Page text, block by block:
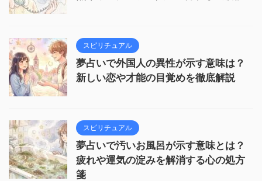
スピリチュアル
夢占いで外国人の異性が示す意味は？
新しい恋や才能の目覚めを徹底解説
スピリチュアル
夢占いで汚いお風呂が示す意味とは？
疲れや運気の淀みを解消する心の処方
箋